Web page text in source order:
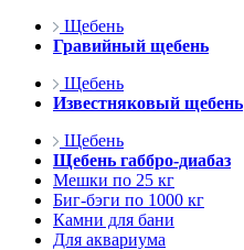
Щебень
Гравийный щебень
Щебень
Известняковый щебень
Щебень
Щебень габбро-диабаз
Мешки по 25 кг
Биг-бэги по 1000 кг
Камни для бани
Для аквариума